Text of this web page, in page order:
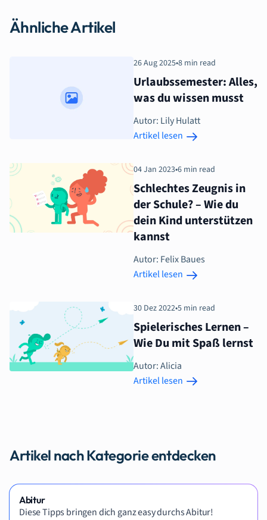
Ähnliche Artikel
26 Aug 2025•8 min read
Urlaubssemester: Alles,
was du wissen musst
Autor: Lily Hulatt
Artikel lesen
04 Jan 2023•6 min read
Schlechtes Zeugnis in
der Schule? – Wie du
dein Kind unterstützen
kannst
Autor: Felix Baues
Artikel lesen
30 Dez 2022•5 min read
Spielerisches Lernen –
Wie Du mit Spaß lernst
Autor: Alicia
Artikel lesen
Artikel nach Kategorie entdecken
Abitur
Diese Tipps bringen dich ganz easy durchs Abitur!